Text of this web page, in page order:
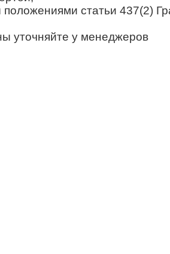
статьи 437(2)
уточняйте у менеджеров